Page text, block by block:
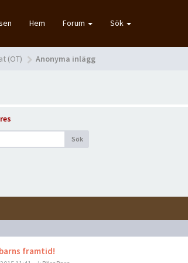
Hem Forum Sök
(OT) Anonyma inlägg
Sök
framtid!